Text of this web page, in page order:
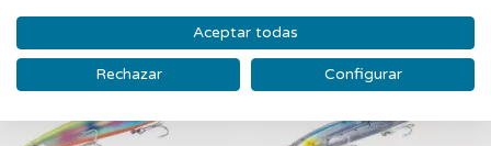
Aceptar todas
Rechazar Configurar